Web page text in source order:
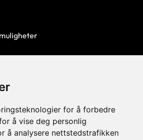
for å forbedre
å vise deg personlig
å analysere nettstedstrafikken